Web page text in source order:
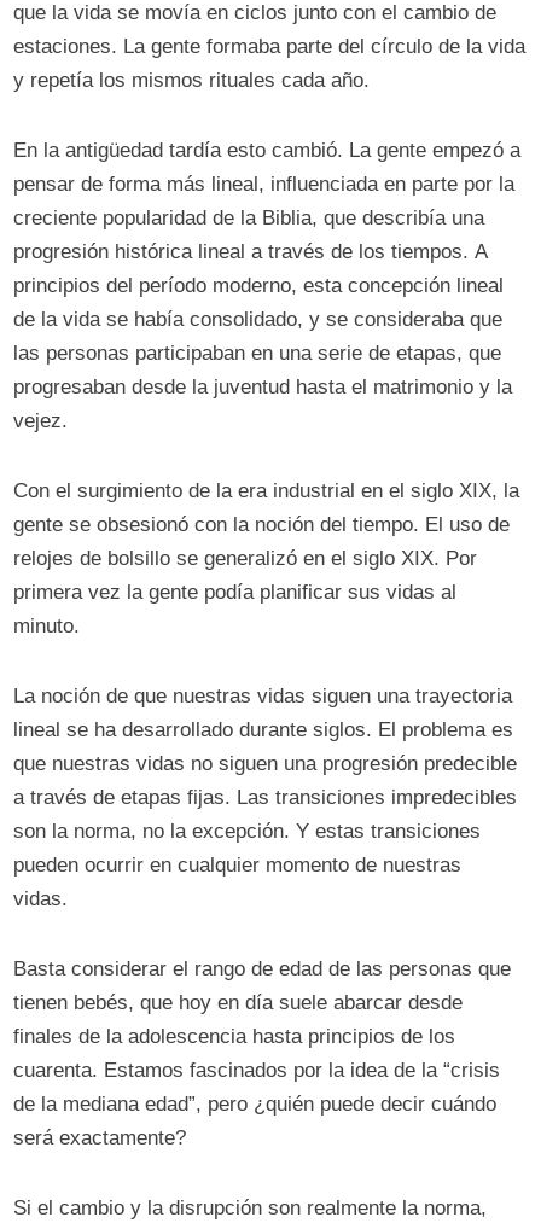
que la vida se movía en ciclos junto con el cambio de
estaciones. La gente formaba parte del círculo de la vida
y repetía los mismos rituales cada año.
En la antigüedad tardía esto cambió. La gente empezó a
pensar de forma más lineal, influenciada en parte por la
creciente popularidad de la Biblia, que describía una
progresión histórica lineal a través de los tiempos. A
principios del período moderno, esta concepción lineal
de la vida se había consolidado, y se consideraba que
las personas participaban en una serie de etapas, que
progresaban desde la juventud hasta el matrimonio y la
vejez.
Con el surgimiento de la era industrial en el siglo XIX, la
gente se obsesionó con la noción del tiempo. El uso de
relojes de bolsillo se generalizó en el siglo XIX. Por
primera vez la gente podía planificar sus vidas al
minuto.
La noción de que nuestras vidas siguen una trayectoria
lineal se ha desarrollado durante siglos. El problema es
que nuestras vidas no siguen una progresión predecible
a través de etapas fijas. Las transiciones impredecibles
son la norma, no la excepción. Y estas transiciones
pueden ocurrir en cualquier momento de nuestras
vidas.
Basta considerar el rango de edad de las personas que
tienen bebés, que hoy en día suele abarcar desde
finales de la adolescencia hasta principios de los
cuarenta. Estamos fascinados por la idea de la “crisis
de la mediana edad”, pero ¿quién puede decir cuándo
será exactamente?
Si el cambio y la disrupción son realmente la norma,